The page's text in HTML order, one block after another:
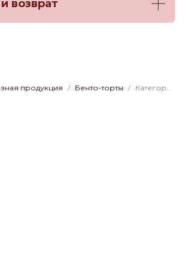
возврат
продукция Бенто-торты Категория 2, БТ-11